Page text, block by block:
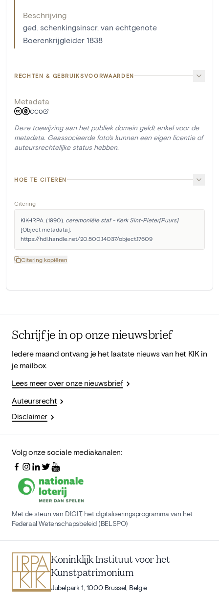
Beschrijving
ged. schenkingsinscr. van echtgenote
Boerenkrijgleider 1838
RECHTEN & GEBRUIKSVOORWAARDEN
Metadata
CC0
Deze toewijzing aan het publiek domein geldt enkel voor de
metadata. Geassocieerde foto's kunnen een eigen licentie of
auteursrechtelijke status hebben.
HOE TE CITEREN
Citering
KIK-IRPA. (1990). ceremoniële staf - Kerk Sint-Pieter[Puurs]
[Object metadata].
https://hdl.handle.net/20.500.14037/object.17609
Citering kopiëren
Schrijf je in op onze nieuwsbrief
Iedere maand ontvang je het laatste nieuws van het KIK in
je mailbox.
Lees meer over onze nieuwsbrief
Auteursrecht
Disclaimer
Volg onze sociale mediakanalen:
Met de steun van DIGIT, het digitaliseringsprogramma van het
Federaal Wetenschapsbeleid (BELSPO)
Koninklijk Instituut voor het
Kunstpatrimonium
Jubelpark 1, 1000 Brussel, België